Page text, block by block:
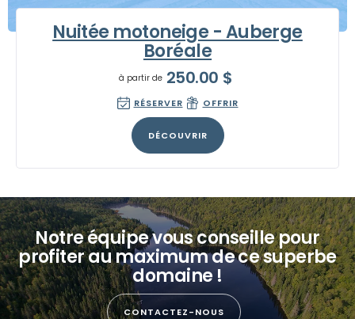
Nuitée motoneige - Auberge
Boréale
à partir de 250.00 $
RÉSERVER OFFRIR
DÉCOUVRIR
Notre équipe vous conseille pour
profiter au maximum de ce superbe
domaine !
CONTACTEZ-NOUS